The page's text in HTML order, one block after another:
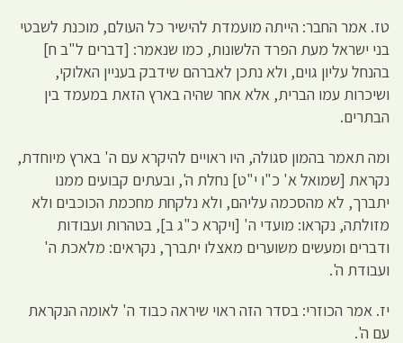
טז. אמר החבר: הייתה מועמדת להישיר כל העולם, מוכנת לשבטי
בני ישראל מעת הפרד הלשונות, כמו שנאמר: [דברים ל"ב ח]
בהנחל עליון גוים, ולא נתכן לאברהם שידבק בעניין האלוקי,
ושיכרות עמו הברית, אלא אחר שהיה בארץ הזאת במעמד בין
הבתרים.
ומה תאמר בהמון סגולה, היו ראויים להיקרא עם ה' בארץ מיוחדת,
נקראת [שמואל א' כ"ו י"ט] נחלת ה', ובעתים קבועים ממנו
יתברך, לא מהסכמה עליהם, ולא נלקחת מחכמת הכוכבים ולא
מזולתה, נקראו: מועדי ה' [ויקרא כ"ג ב], בטהרות ועבודות
ודברים ומעשים משוערים מאצלו יתברך, נקראים: מלאכת ה'
ועבודת ה'.
יז. אמר הכוזרי: בסדר הזה ראוי שיראה כבוד ה' לאומה הנקראת
עם ה'.